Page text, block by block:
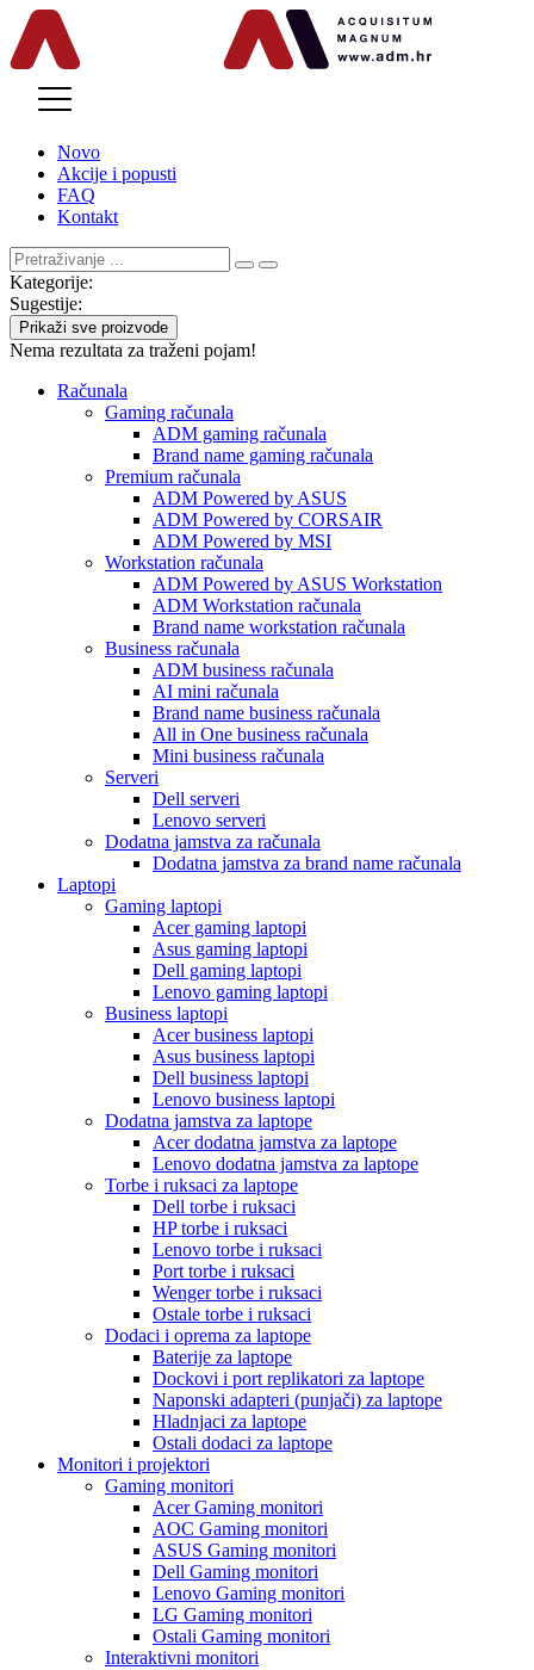
Novo
Akcije i popusti
FAQ
Kontakt
Kategorije:
Sugestije:
Prikaži sve proizvode
Nema rezultata za traženi pojam!
Računala
Gaming računala
ADM gaming računala
Brand name gaming računala
Premium računala
ADM Powered by ASUS
ADM Powered by CORSAIR
ADM Powered by MSI
Workstation računala
ADM Powered by ASUS Workstation
ADM Workstation računala
Brand name workstation računala
Business računala
ADM business računala
AI mini računala
Brand name business računala
All in One business računala
Mini business računala
Serveri
Dell serveri
Lenovo serveri
Dodatna jamstva za računala
Dodatna jamstva za brand name računala
Laptopi
Gaming laptopi
Acer gaming laptopi
Asus gaming laptopi
Dell gaming laptopi
Lenovo gaming laptopi
Business laptopi
Acer business laptopi
Asus business laptopi
Dell business laptopi
Lenovo business laptopi
Dodatna jamstva za laptope
Acer dodatna jamstva za laptope
Lenovo dodatna jamstva za laptope
Torbe i ruksaci za laptope
Dell torbe i ruksaci
HP torbe i ruksaci
Lenovo torbe i ruksaci
Port torbe i ruksaci
Wenger torbe i ruksaci
Ostale torbe i ruksaci
Dodaci i oprema za laptope
Baterije za laptope
Dockovi i port replikatori za laptope
Naponski adapteri (punjači) za laptope
Hladnjaci za laptope
Ostali dodaci za laptope
Monitori i projektori
Gaming monitori
Acer Gaming monitori
AOC Gaming monitori
ASUS Gaming monitori
Dell Gaming monitori
Lenovo Gaming monitori
LG Gaming monitori
Ostali Gaming monitori
Interaktivni monitori